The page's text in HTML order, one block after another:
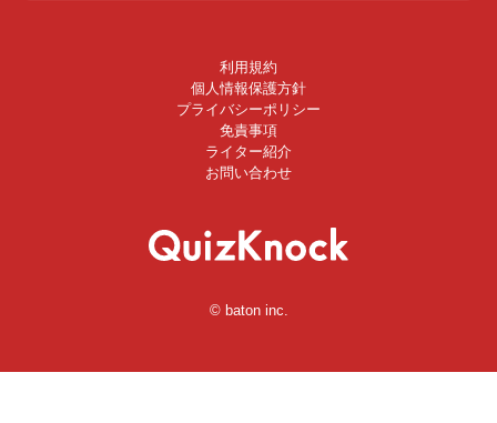
利用規約
個人情報保護方針
プライバシーポリシー
免責事項
ライター紹介
お問い合わせ
© baton inc.